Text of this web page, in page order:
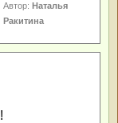
Автор:Наталья
Ракитина